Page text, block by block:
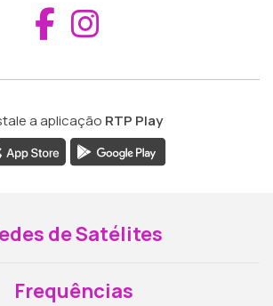
Aceder ao
a aplicação RTP Play
de Satélites
Frequências